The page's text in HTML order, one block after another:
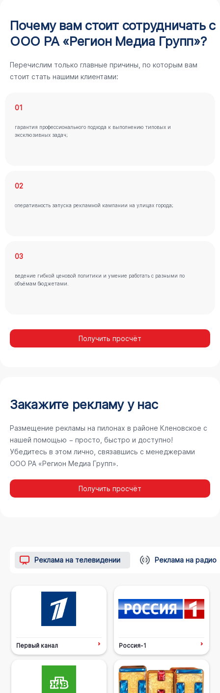
Почему вам стоит сотрудничать с
ООО РА «Регион Медиа Групп»?
Перечислим только главные причины, по которым вам
стоит стать нашими клиентами:
01
гарантия профессионального подхода к выполнению типовых и
эксклюзивных задач;
02
оперативность запуска рекламной кампании на улицах города;
03
ведение гибкой ценовой политики и умение работать с разными по
объёмам бюджетами.
Получить просчёт
Закажите рекламу у нас
Размещение рекламы на пилонах в районе Кленовское с
нашей помощью − просто, быстро и доступно!
Убедитесь в этом лично, связавшись с менеджерами
ООО РА «Регион Медиа Групп».
Получить просчёт
Реклама на телевидении Реклама на радио
Первый канал Россия-1